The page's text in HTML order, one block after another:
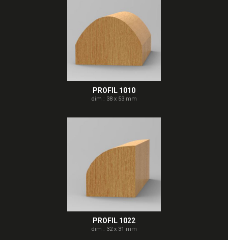
PROFIL 1010
dim : 38 x 53 mm
PROFIL 1022
dim : 32 x 31 mm